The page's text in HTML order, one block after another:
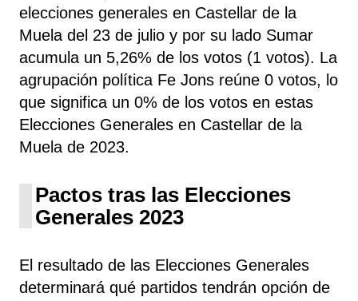
elecciones generales en Castellar de la
Muela del 23 de julio y por su lado Sumar
acumula un 5,26% de los votos (1 votos). La
agrupación política Fe Jons reúne 0 votos, lo
que significa un 0% de los votos en estas
Elecciones Generales en Castellar de la
Muela de 2023.
Pactos tras las Elecciones
Generales 2023
El resultado de las Elecciones Generales
determinará qué partidos tendrán opción de